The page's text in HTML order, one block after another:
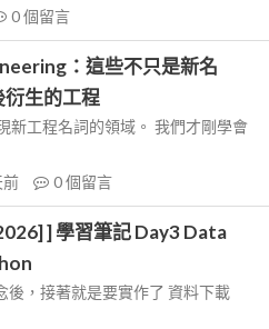
0個留言
：這些不只是新名
生的工程
新工程名詞的領域。 我們才剛學會
前 0個留言
] 學習筆記 Day3 Data
後，接著就是要實作了 資料下載